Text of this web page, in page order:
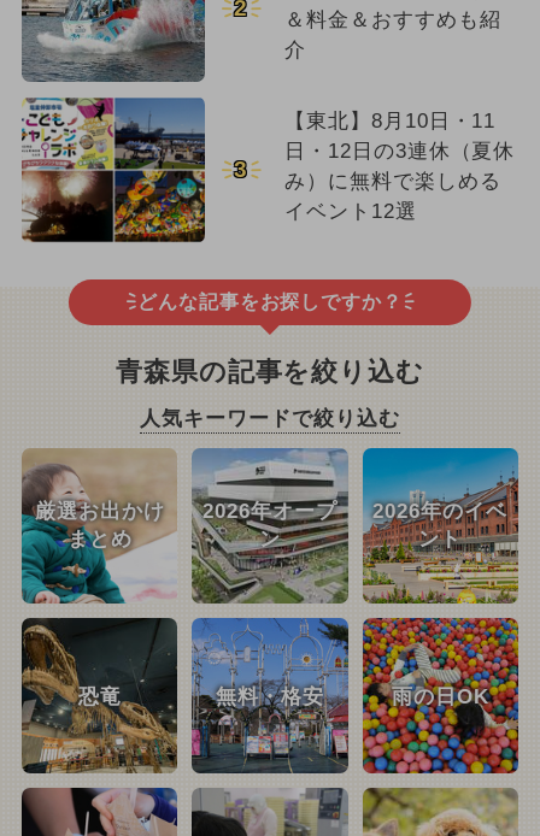
2
＆料金＆おすすめも紹
介
3
【東北】8月10日・11
日・12日の3連休（夏休
み）に無料で楽しめる
イベント12選
どんな記事をお探しですか？
青森県の記事を絞り込む
人気キーワードで絞り込む
厳選お出かけ
まとめ
2026年オープ
ン
2026年のイベ
ント
恐竜 無料・格安 雨の日OK